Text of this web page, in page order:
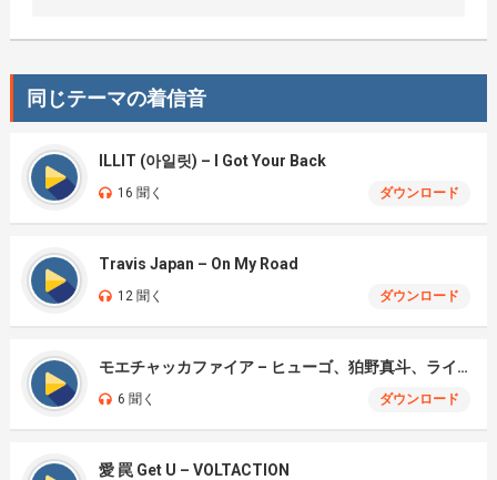
同じテーマの着信音
ILLIT (아일릿) – I Got Your Back
16 聞く ダウンロード
Travis Japan – On My Road
12 聞く ダウンロード
モエチャッカファイア – ヒューゴ、狛野真斗、ライト、セヴェリアン (Cover )
6 聞く ダウンロード
愛 罠 Get U – VOLTACTION